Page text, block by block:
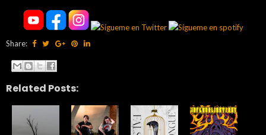
Share:
Related Posts: